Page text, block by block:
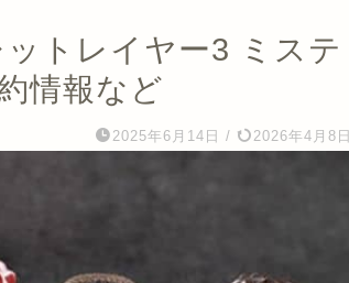
トレイヤー3 ミステ
情報など
2025年6月14日 / 2026年4月8日